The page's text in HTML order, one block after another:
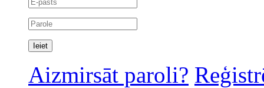
Aizmirsāt paroli?